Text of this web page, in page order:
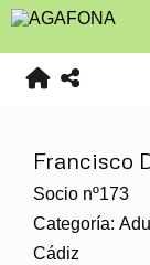
Francisco
Socio nº173
Categoría:
Cádiz